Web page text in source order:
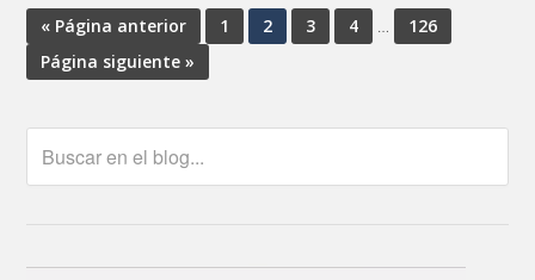
« Página anterior 1 2 3 4 …
126
Página siguiente »